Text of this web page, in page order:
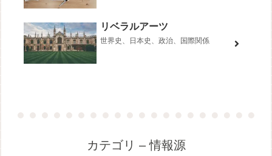
リベラルアーツ
世界史、日本史、政治、国際関係
カテゴリ – 情報源